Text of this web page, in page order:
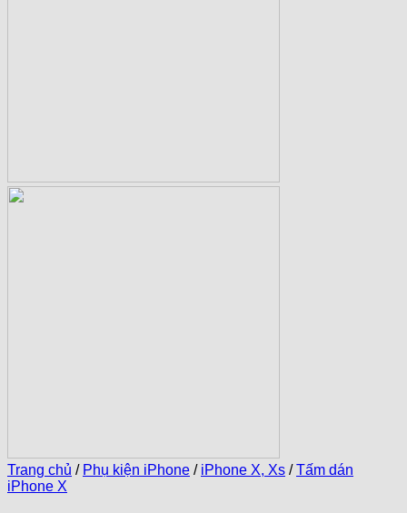
Trang chủ / Phụ kiện iPhone / iPhone X, Xs / Tấm dán
iPhone X